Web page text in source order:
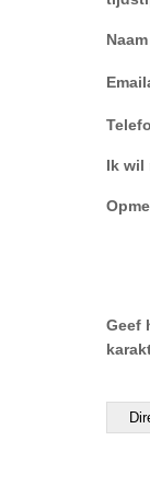
Naam
Ik wil
Geef